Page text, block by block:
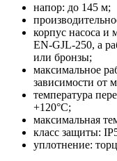
напор: до 145 м;
корпус насоса и
EN-GJL-250, а
или бронзы;
максимальное
зависимости от
температура
+120°С;
максимальная
класс защиты:
уплотнение: